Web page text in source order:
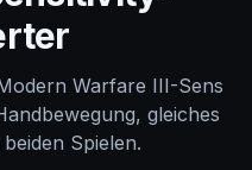
Warfare III-Sens
gleiches
Spielen.